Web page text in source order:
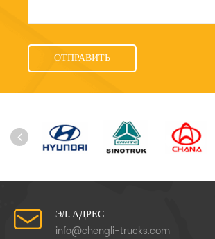
ЭЛ. АДРЕС
info@chengli-trucks.com